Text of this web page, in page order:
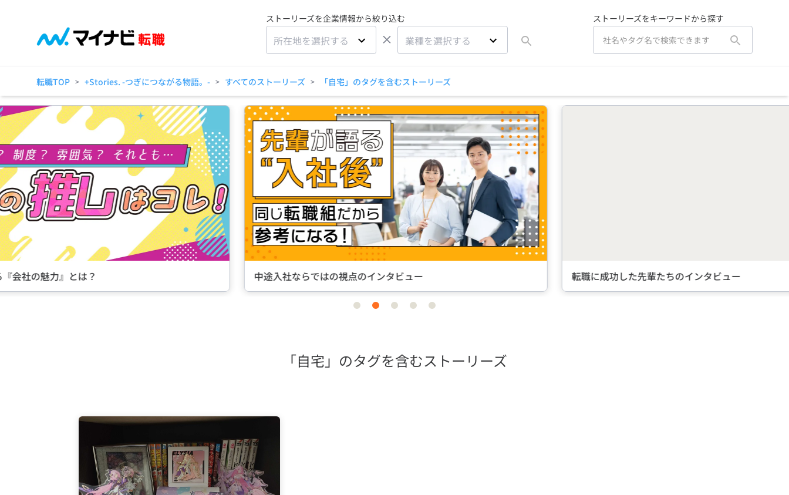
ストーリーズを企業情報から絞り込む
所在地を選択する × 業種を選択する
ストーリーズをキーワードから探す
転職TOP > +Stories. -つぎにつながる物語。- > すべてのストーリーズ > 「自宅」のタグを含むストーリーズ
会社の魅力』とは？ 中途入社ならではの視点のインタビュー 転職に成功した先輩たちのインタビュー
item item item item item
「自宅」のタグを含むストーリーズ